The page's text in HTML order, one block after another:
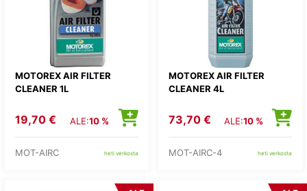
MOTOREX AIR FILTER
CLEANER 1L
19,70 € ALE:10 %
MOT-AIRC heti verkosta
MOTOREX AIR FILTER
CLEANER 4L
73,70 € ALE:10 %
MOT-AIRC-4 heti verkosta